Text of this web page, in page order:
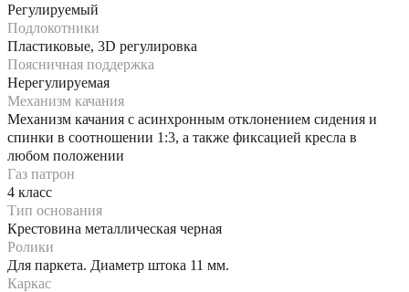
Регулируемый
Подлокотники
Пластиковые, 3D регулировка
Поясничная поддержка
Нерегулируемая
Механизм качания
Механизм качания с асинхронным отклонением сидения и
спинки в соотношении 1:3, а также фиксацией кресла в
любом положении
Газ патрон
4 класс
Тип основания
Крестовина металлическая черная
Ролики
Для паркета. Диаметр штока 11 мм.
Каркас